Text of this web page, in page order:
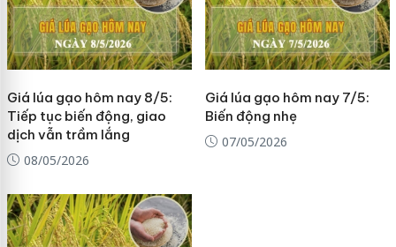
Giá lúa gạo hôm nay 8/5:
Tiếp tục biến động, giao
dịch vẫn trầm lắng
08/05/2026
Giá lúa gạo hôm nay 7/5:
Biến động nhẹ
07/05/2026